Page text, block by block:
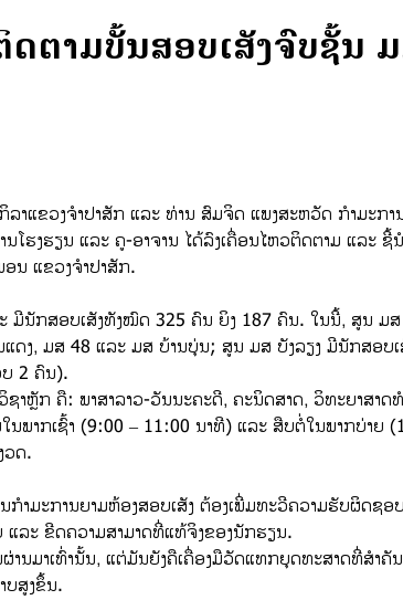
າມບັ້ນສອບເສັງຈົບຊັ້ນ ມ
ຂວງຈຳປາສັກ ແລະ ທ່ານ ສົມຈິດ ແພງສະຫວັດ ກຳມະກາ
ຮງຮຽນ ແລະ ຄູ-ອາຈານ ໄດ້ລົງເຄື່ອນໄຫວຕິດຕາມ ແລະ
ນ ແຂວງຈຳປາສັກ.
ນັກສອບເສັງທັງໝົດ 325 ຄົນ ຍິງ 187 ຄົນ. ໃນນີ້, ສູນ ມ
, ມສ 48 ແລະ ມສ ບ້ານບຸ່ນ; ສູນ ມສ ບັງລຽງ ມີນັກສອບເ
2 ຄົນ).
ຫຼັກ ຄື: ພາສາລາວ-ວັນນະຄະດີ, ຄະນິດສາດ, ວິທະຍາສາດ
ພາກເຊົ້າ (9:00 – 11:00 ນາທີ) ແລະ ສືບຕໍ່ໃນພາກບ່າຍ
ວດ.
ມະການຍາມຫ້ອງສອບເສັງ ຕ້ອງເພີ່ມທະວີຄວາມຮັບຜິດຊອ
ລະ ຂີດຄວາມສາມາດທີ່ແທ້ຈິງຂອງນັກຮຽນ.
ມາເທົ່ານັ້ນ, ແຕ່ມັນຍັງຄືເຄື່ອງມືວັດແທກຍຸດທະສາດທີ່ສຳຄັ
ສູງຂຶ້ນ.